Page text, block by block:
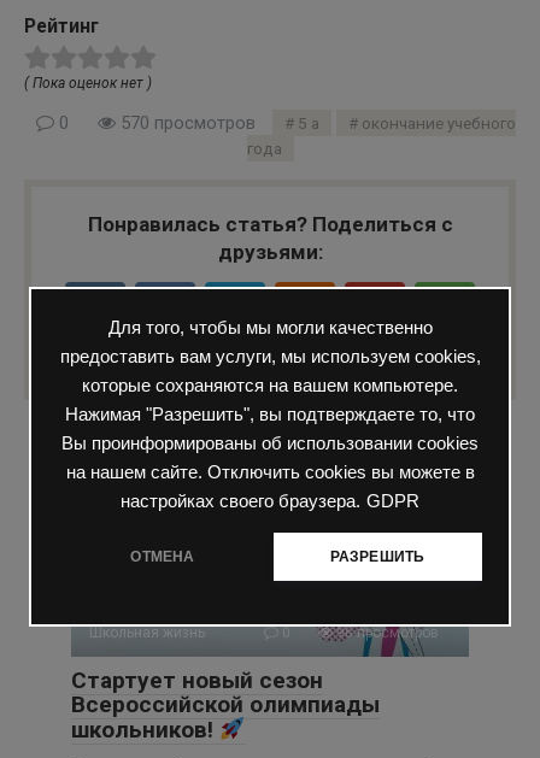
Для того, чтобы мы могли качественно
предоставить вам услуги, мы используем cookies,
которые сохраняются на вашем компьютере.
Нажимая "Разрешить", вы подтверждаете то, что
Вы проинформированы об использовании cookies
на нашем сайте. Отключить cookies вы можете в
настройках своего браузера. GDPR
ОТМЕНА РАЗРЕШИТЬ
Рейтинг
( Пока оценок нет )
0 570 просмотров 5 а
окончание учебного
года
Понравилась статья? Поделиться с
друзьями:
Вам также может быть интересно
Школьная жизнь 0 96 просмотров
Стартует новый сезон
Всероссийской олимпиады
школьников!